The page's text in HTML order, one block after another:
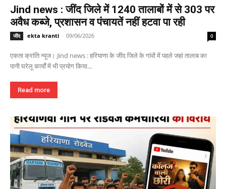
Jind news : जींद जिले में 1240 तालाबों में से 303 पर
अवैध कब्जे, प्रशासन व पंचायतें नहीं हटवा पा रही
जींद ekta kranti - 09/06/2026 0
एकता क्रांति न्यूज। Jind news : हरियाणा के जींद जिले के गांवों में पहले जहां तालाब का
पानी घरेलू कार्यों में भी प्रयोग किया...
Read more